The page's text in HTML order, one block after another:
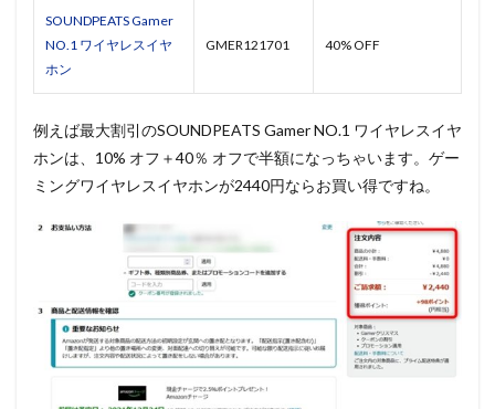
SOUNDPEATS Gamer
NO.1 ワイヤレスイヤ
ホン
GMER121701 40% OFF
例えば最大割引のSOUNDPEATS Gamer NO.1 ワイヤレスイヤ
ホンは、10% オフ＋40％ オフで半額になっちゃいます。ゲー
ミングワイヤレスイヤホンが2440円ならお買い得ですね。